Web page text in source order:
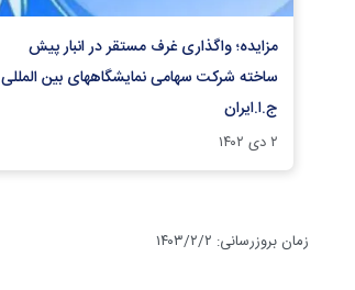
مزایده؛ واگذاری غرف مستقر در انبار پیش
ساخته شرکت سهامی نمایشگاههای بین المللی
ج.ا.ایران
۲ دی ۱۴۰۲
زمان بروزرسانی: ۱۴۰۳/۲/۲